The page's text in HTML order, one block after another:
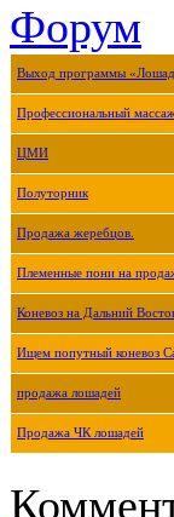
Форум
Выход программы
Профессиональный
ЦМИ
Полуторник
Продажа жеребцов.
Племенные пони на
Коневоз на Дальний
Ищем попутный коневоз
продажа лошадей
Продажа ЧК лошадей